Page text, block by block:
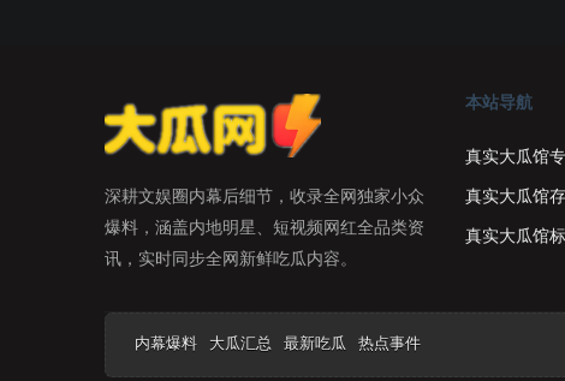
深耕文娱圈内幕后细节，收录全网独家小众
爆料，涵盖内地明星、短视频网红全品类资
讯，实时同步全网新鲜吃瓜内容。
本站导航
真实大瓜馆
真实大瓜馆
真实大瓜馆
内幕爆料 大瓜汇总 最新吃瓜 热点事件